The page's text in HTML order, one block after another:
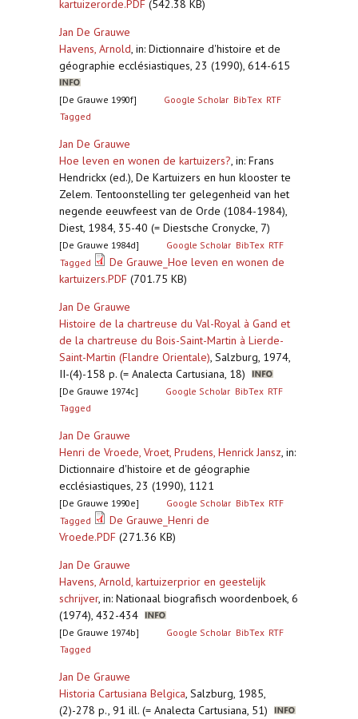
kartuizerorde.PDF (542.38 KB)
Jan De Grauwe
Havens, Arnold, in: Dictionnaire d'histoire et de
géographie ecclésiastiques, 23 (1990), 614-615
[De Grauwe 1990f] Google Scholar BibTex RTF
Tagged
Jan De Grauwe
Hoe leven en wonen de kartuizers?, in: Frans
Hendrickx (ed.), De Kartuizers en hun klooster te
Zelem. Tentoonstelling ter gelegenheid van het
negende eeuwfeest van de Orde (1084-1984),
Diest, 1984, 35-40 (= Diestsche Cronycke, 7)
[De Grauwe 1984d] Google Scholar BibTex RTF
Tagged
De Grauwe_Hoe leven en wonen de
kartuizers.PDF (701.75 KB)
Jan De Grauwe
Histoire de la chartreuse du Val-Royal à Gand et
de la chartreuse du Bois-Saint-Martin à Lierde-
Saint-Martin (Flandre Orientale), Salzburg, 1974,
II-(4)-158 p. (= Analecta Cartusiana, 18)
[De Grauwe 1974c] Google Scholar BibTex RTF
Tagged
Jan De Grauwe
Henri de Vroede, Vroet, Prudens, Henrick Jansz, in:
Dictionnaire d'histoire et de géographie
ecclésiastiques, 23 (1990), 1121
[De Grauwe 1990e] Google Scholar BibTex RTF
Tagged
De Grauwe_Henri de
Vroede.PDF (271.36 KB)
Jan De Grauwe
Havens, Arnold, kartuizerprior en geestelijk
schrijver, in: Nationaal biografisch woordenboek, 6
(1974), 432-434
[De Grauwe 1974b] Google Scholar BibTex RTF
Tagged
Jan De Grauwe
Historia Cartusiana Belgica, Salzburg, 1985,
(2)-278 p., 91 ill. (= Analecta Cartusiana, 51)